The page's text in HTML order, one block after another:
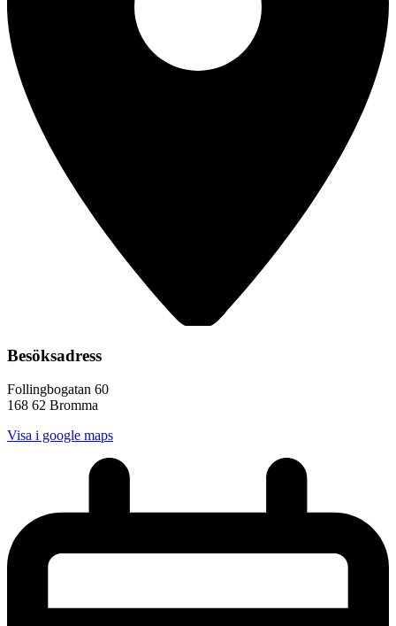
Besöksadress
Follingbogatan 60
168 62 Bromma
Visa i google maps